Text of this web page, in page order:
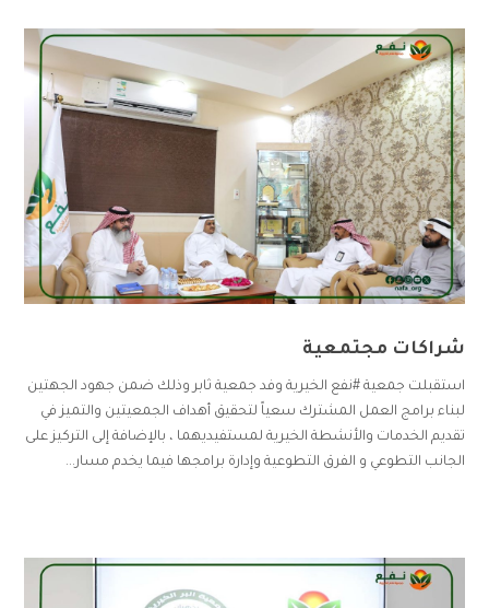
شراكات مجتمعية
استقبلت جمعية #نفع الخيرية وفد جمعية ثابر وذلك ضمن جهود الجهتين
لبناء برامج العمل المشترك سعياً لتحقيق أهداف الجمعيتين والتميز في
تقديم الخدمات والأنشطة الخيرية لمستفيديهما ، بالإضافة إلى التركيز على
الجانب التطوعي و الفرق التطوعية وإدارة برامجها فيما يخدم مسار...